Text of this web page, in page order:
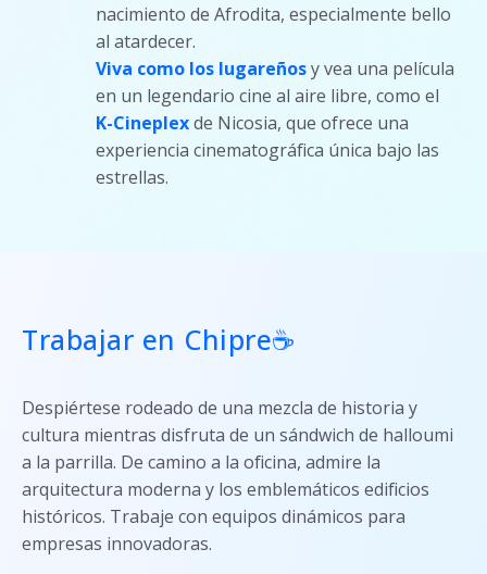
nacimiento de Afrodita, especialmente bello
al atardecer.
Viva como los lugareñosy vea una película
en un legendario cine al aire libre, como el
K-Cineplexde Nicosia, que ofrece una
experiencia cinematográfica única bajo las
estrellas.
Trabajar en Chipre☕
Despiértese rodeado de una mezcla de historia y
cultura mientras disfruta de un sándwich de halloumi
a la parrilla. De camino a la oficina, admire la
arquitectura moderna y los emblemáticos edificios
históricos. Trabaje con equipos dinámicos para
empresas innovadoras.